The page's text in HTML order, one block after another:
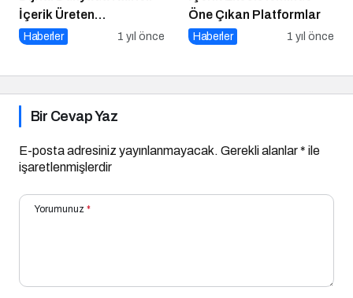
İçerik Üreten
Platformlar Neden
Haberler 1 yıl önce
Öne Çıkan Platformlar
Haberler 1 yıl önce
Bir Cevap Yaz
E-posta adresiniz yayınlanmayacak. Gerekli alanlar* ile
işaretlenmişlerdir
Yorumunuz *